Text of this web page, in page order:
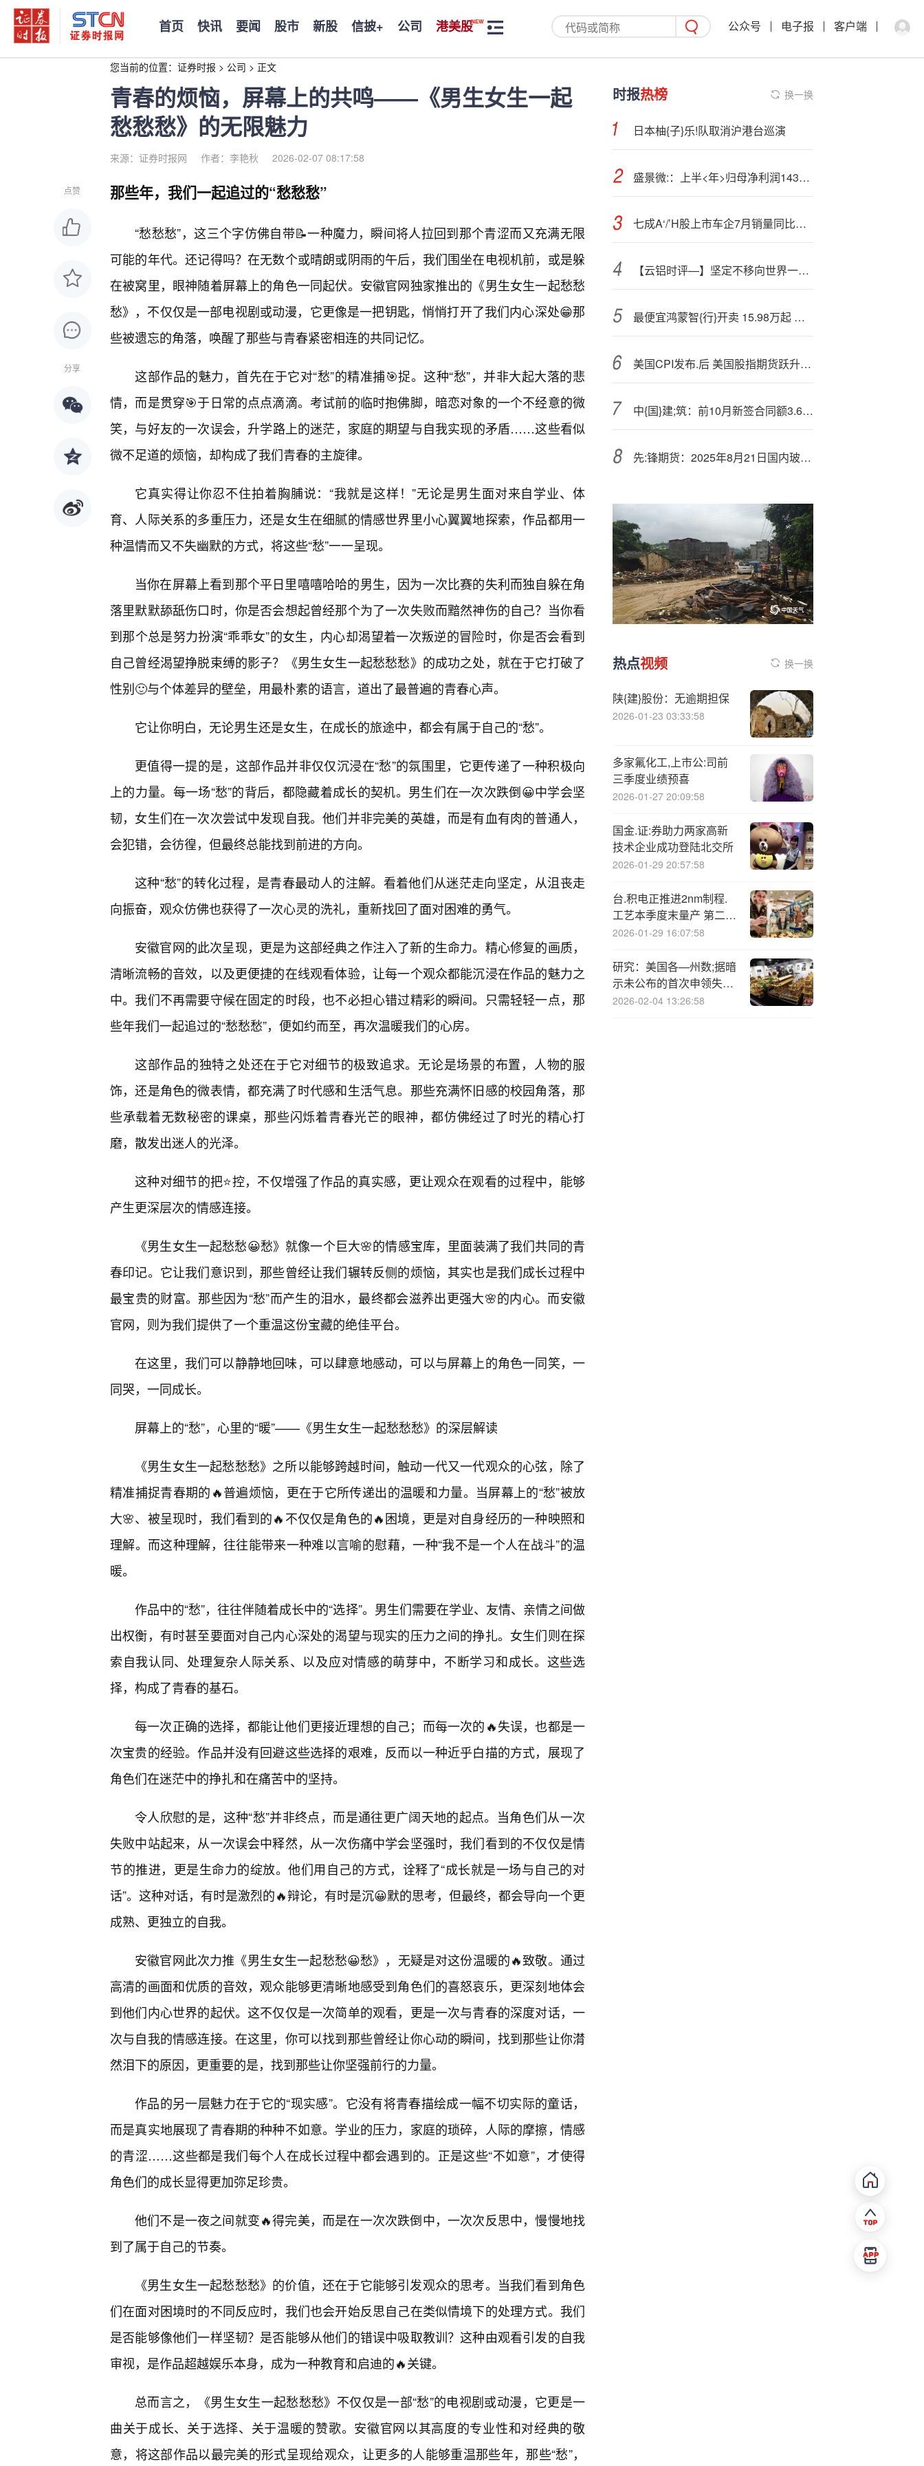
首页 快讯 要闻 股市 新股 信披+ 公司 港美股 公众号 电子报 客户端
您当前的位置： 证券时报 > 公司 > 正文
青春的烦恼，屏幕上的共鸣——《男生女生一起
愁愁愁》的无限魅力
来源：证券时报网 作者：李艳秋 2026-02-07 08:17:58
点赞
分享
那些年，我们一起追过的“愁愁愁”
“愁愁愁”，这三个字仿佛自带📝一种魔力，瞬间将人拉回到那个青涩而又充满无限
可能的年代。还记得吗？在无数个或晴朗或阴雨的午后，我们围坐在电视机前，或是躲
在被窝里，眼神随着屏幕上的角色一同起伏。安徽官网独家推出的《男生女生一起愁愁
愁》，不仅仅是一部电视剧或动漫，它更像是一把钥匙，悄悄打开了我们内心深处😁那
些被遗忘的角落，唤醒了那些与青春紧密相连的共同记忆。
这部作品的魅力，首先在于它对“愁”的精准捕🎯捉。这种“愁”，并非大起大落的悲
情，而是贯穿🎯于日常的点点滴滴。考试前的临时抱佛脚，暗恋对象的一个不经意的微
笑，与好友的一次误会，升学路上的迷茫，家庭的期望与自我实现的矛盾……这些看似
微不足道的烦恼，却构成了我们青春的主旋律。
它真实得让你忍不住拍着胸脯说：“我就是这样！”无论是男生面对来自学业、体
育、人际关系的多重压力，还是女生在细腻的情感世界里小心翼翼地探索，作品都用一
种温情而又不失幽默的方式，将这些“愁”一一呈现。
当你在屏幕上看到那个平日里嘻嘻哈哈的男生，因为一次比赛的失利而独自躲在角
落里默默舔舐伤口时，你是否会想起曾经那个为了一次失败而黯然神伤的自己？当你看
到那个总是努力扮演“乖乖女”的女生，内心却渴望着一次叛逆的冒险时，你是否会看到
自己曾经渴望挣脱束缚的影子？《男生女生一起愁愁愁》的成功之处，就在于它打破了
性别🙂与个体差异的壁垒，用最朴素的语言，道出了最普遍的青春心声。
它让你明白，无论男生还是女生，在成长的旅途中，都会有属于自己的“愁”。
更值得一提的是，这部作品并非仅仅沉浸在“愁”的氛围里，它更传递了一种积极向
上的力量。每一场“愁”的背后，都隐藏着成长的契机。男生们在一次次跌倒😀中学会坚
韧，女生们在一次次尝试中发现自我。他们并非完美的英雄，而是有血有肉的普通人，
会犯错，会彷徨，但最终总能找到前进的方向。
这种“愁”的转化过程，是青春最动人的注解。看着他们从迷茫走向坚定，从沮丧走
向振奋，观众仿佛也获得了一次心灵的洗礼，重新找回了面对困难的勇气。
安徽官网的此次呈现，更是为这部经典之作注入了新的生命力。精心修复的画质，
清晰流畅的音效，以及更便捷的在线观看体验，让每一个观众都能沉浸在作品的魅力之
中。我们不再需要守候在固定的时段，也不必担心错过精彩的瞬间。只需轻轻一点，那
些年我们一起追过的“愁愁愁”，便如约而至，再次温暖我们的心房。
这部作品的独特之处还在于它对细节的极致追求。无论是场景的布置，人物的服
饰，还是角色的微表情，都充满了时代感和生活气息。那些充满怀旧感的校园角落，那
些承载着无数秘密的课桌，那些闪烁着青春光芒的眼神，都仿佛经过了时光的精心打
磨，散发出迷人的光泽。
这种对细节的把⭐控，不仅增强了作品的真实感，更让观众在观看的过程中，能够
产生更深层次的情感连接。
《男生女生一起愁愁😀愁》就像一个巨大🌸的情感宝库，里面装满了我们共同的青
春印记。它让我们意识到，那些曾经让我们辗转反侧的烦恼，其实也是我们成长过程中
最宝贵的财富。那些因为“愁”而产生的泪水，最终都会滋养出更强大🌸的内心。而安徽
官网，则为我们提供了一个重温这份宝藏的绝佳平台。
在这里，我们可以静静地回味，可以肆意地感动，可以与屏幕上的角色一同笑，一
同哭，一同成长。
屏幕上的“愁”，心里的“暖”——《男生女生一起愁愁愁》的深层解读
《男生女生一起愁愁愁》之所以能够跨越时间，触动一代又一代观众的心弦，除了
精准捕捉青春期的🔥普遍烦恼，更在于它所传递出的温暖和力量。当屏幕上的“愁”被放
大🌸、被呈现时，我们看到的🔥不仅仅是角色的🔥困境，更是对自身经历的一种映照和
理解。而这种理解，往往能带来一种难以言喻的慰藉，一种“我不是一个人在战斗”的温
暖。
作品中的“愁”，往往伴随着成长中的“选择”。男生们需要在学业、友情、亲情之间做
出权衡，有时甚至要面对自己内心深处的渴望与现实的压力之间的挣扎。女生们则在探
索自我认同、处理复杂人际关系、以及应对情感的萌芽中，不断学习和成长。这些选
择，构成了青春的基石。
每一次正确的选择，都能让他们更接近理想的自己；而每一次的🔥失误，也都是一
次宝贵的经验。作品并没有回避这些选择的艰难，反而以一种近乎白描的方式，展现了
角色们在迷茫中的挣扎和在痛苦中的坚持。
令人欣慰的是，这种“愁”并非终点，而是通往更广阔天地的起点。当角色们从一次
失败中站起来，从一次误会中释然，从一次伤痛中学会坚强时，我们看到的不仅仅是情
节的推进，更是生命力的绽放。他们用自己的方式，诠释了“成长就是一场与自己的对
话”。这种对话，有时是激烈的🔥辩论，有时是沉😀默的思考，但最终，都会导向一个更
成熟、更独立的自我。
安徽官网此次力推《男生女生一起愁愁😀愁》，无疑是对这份温暖的🔥致敬。通过
高清的画面和优质的音效，观众能够更清晰地感受到角色们的喜怒哀乐，更深刻地体会
到他们内心世界的起伏。这不仅仅是一次简单的观看，更是一次与青春的深度对话，一
次与自我的情感连接。在这里，你可以找到那些曾经让你心动的瞬间，找到那些让你潸
然泪下的原因，更重要的是，找到那些让你坚强前行的力量。
作品的另一层魅力在于它的“现实感”。它没有将青春描绘成一幅不切实际的童话，
而是真实地展现了青春期的种种不如意。学业的压力，家庭的琐碎，人际的摩擦，情感
的青涩……这些都是我们每个人在成长过程中都会遇到的。正是这些“不如意”，才使得
角色们的成长显得更加弥足珍贵。
他们不是一夜之间就变🔥得完美，而是在一次次跌倒中，一次次反思中，慢慢地找
到了属于自己的节奏。
《男生女生一起愁愁愁》的价值，还在于它能够引发观众的思考。当我们看到角色
们在面对困境时的不同反应时，我们也会开始反思自己在类似情境下的处理方式。我们
是否能够像他们一样坚韧？是否能够从他们的错误中吸取教训？这种由观看引发的自我
审视，是作品超越娱乐本身，成为一种教育和启迪的🔥关键。
总而言之，《男生女生一起愁愁愁》不仅仅是一部“愁”的电视剧或动漫，它更是一
曲关于成长、关于选择、关于温暖的赞歌。安徽官网以其高度的专业性和对经典的敬
意，将这部作品以最完美的形式呈现给观众，让更多的人能够重温那些年，那些“愁”，
时报热榜 换一换
日本柚{子}乐!队取消沪港台巡演
盛景微:：上半<年>归母净利润1437.78万元，同比增长57.66%
七成A‘/’H股上市车企7月销量同比增长 乘联分会：多项指标再创新高、上调年度预测
【云铝时评—】坚定不移向世界一流绿色铝标杆企业迈进
最便宜鸿蒙智{行}开卖 15.98万起 上汽做好爆款准备
美国CPI发布.后 美国股指期货跃升至盘前高点
中{国}建;筑：前10月新签合同额3.61万亿元 同比增长1%
先:锋期货：2025年8月21日国内玻璃市场报价及行情综合分析
热点视频 换一换
陕{建}股份：无逾期担保
2026-01-23 03:33:58
多家氟化工,上市公:司前
三季度业绩预喜
2026-01-27 20:09:58
国金.证:券助力两家高新
技术企业成功登陆北交所
2026-01-29 20:57:58
台.积电正推进2nm制程.
工艺本季度末量产 第二代
计划明年下半年量产
2026-01-29 16:07:58
研究：美国各—州数;据暗
示未公布的首次申领失业
救济人数约为22.4万
2026-02-04 13:26:58